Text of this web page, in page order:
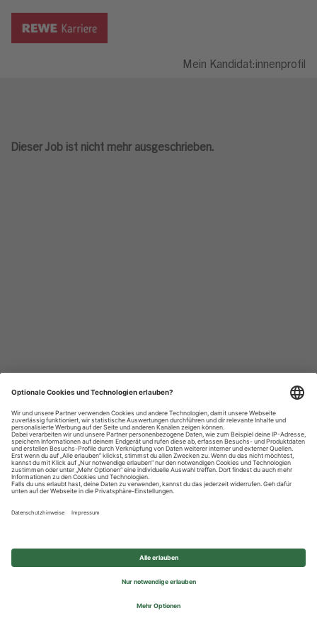
Mein Kandidat:innenprofil
Dieser Job ist nicht mehr ausgeschrieben.
Datenschutzhinweise
Impressum
Privatsphäre-Einstellungen
© 2026 REWE Group - All rights reserved